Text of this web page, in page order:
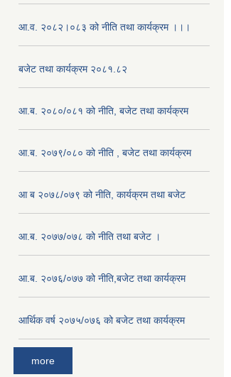
आ.व. २०८२।०८३ को नीति तथा कार्यक्रम ।।।
बजेट तथा कार्यक्रम २०८१.८२
आ.ब. २०८०/०८१ को नीति, बजेट तथा कार्यक्रम
आ.ब. २०७९/०८० को नीति , बजेट तथा कार्यक्रम
आ ब २०७८/०७९ को नीति, कार्यक्रम तथा बजेट
आ.ब. २०७७/०७८ को नीति तथा बजेट ।
आ.ब. २०७६/०७७ को नीति,बजेट तथा कार्यक्रम
आर्थिक वर्ष २०७५/०७६ को बजेट तथा कार्यक्रम
more